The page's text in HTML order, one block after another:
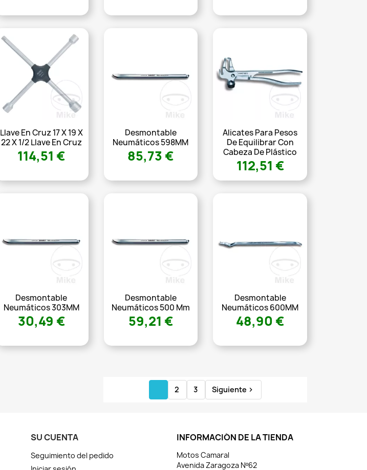
Llave En Cruz 17 X 19 X
22 X 1/2 Llave En Cruz
114,51 €
Desmontable
Neumáticos 598MM
85,73 €
Alicates Para Pesos
De Equilibrar Con
Cabeza De Plástico
112,51 €
Desmontable
Neumáticos 303MM
30,49 €
Desmontable
Neumáticos 500 Mm
59,21 €
Desmontable
Neumáticos 600MM
48,90 €
2 3 Siguiente 
SU CUENTA
Seguimiento del pedido
INFORMACIÓN DE LA TIENDA
Motos Camaral
Avenida Zaragoza Nº62